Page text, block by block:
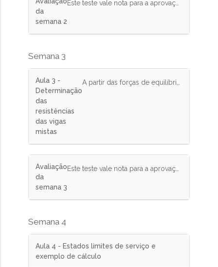
da
semana 2
Semana 3
Aula 3 -
Determinação
das
resistências
das vigas
mistas
Avaliação
da
semana 3
Semana 4
Aula 4 - Estados limites de serviço e
exemplo de cálculo